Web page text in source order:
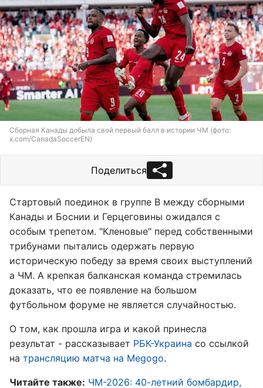
Сборная Канады добыла свой первый балл в истории ЧМ (фото:
x.com/CanadaSoccerEN)
Поделиться
Стартовый поединок в группе B между сборными
Канады и Боснии и Герцеговины ожидался с
особым трепетом. "Кленовые" перед собственными
трибунами пытались одержать первую
историческую победу за время своих выступлений
а ЧМ. А крепкая балканская команда стремилась
доказать, что ее появление на большом
футбольном форуме не является случайностью.
О том, как прошла игра и какой принесла
результат - рассказывает РБК-Украина со ссылкой
на трансляцию матча на Megogo.
Читайте также: ЧМ-2026: 40-летний бомбардир,